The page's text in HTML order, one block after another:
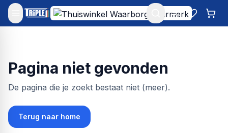
Mijn account
Pagina niet gevonden
De pagina die je zoekt bestaat niet (meer).
Terug naar home